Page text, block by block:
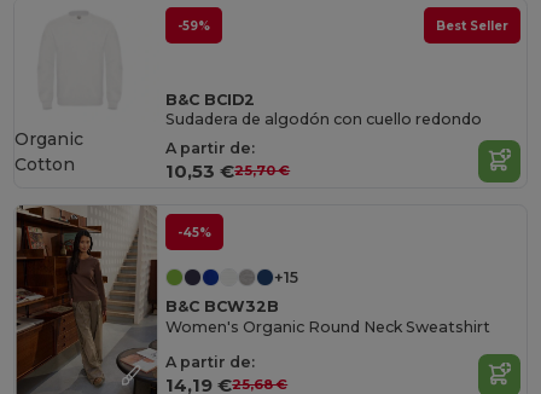
-59% Best Seller
B&C BCID2
Sudadera de algodón con cuello redondo
A partir de:
10,53 €25,70 €
Organic
Cotton
-45%
+15
B&C BCW32B
Women's Organic Round Neck Sweatshirt
A partir de:
14,19 €25,68 €